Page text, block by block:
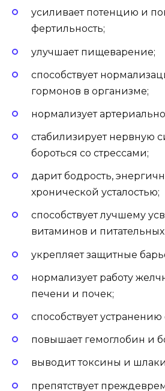
усиливает потенцию и
фертильность;
улучшает пищеварение;
способствует
гормонов в организме;
нормализует
стабилизирует нервную
бороться со стрессами;
дарит бодрость,
хронической усталостью;
способствует лучшему
витаминов и
укрепляет защитные
нормализует работу
печени и почек;
способствует устранению
повышает гемоглобин и
выводит токсины и
препятствует